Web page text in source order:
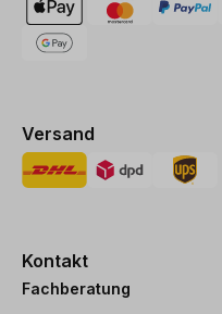
Versand
Kontakt
Fachberatung